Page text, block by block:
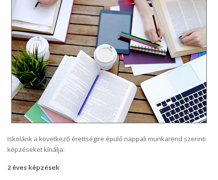
Iskolánk a következő érettségire épülő nappali munkarend szerinti
képzéseket kínálja:
2 éves képzések